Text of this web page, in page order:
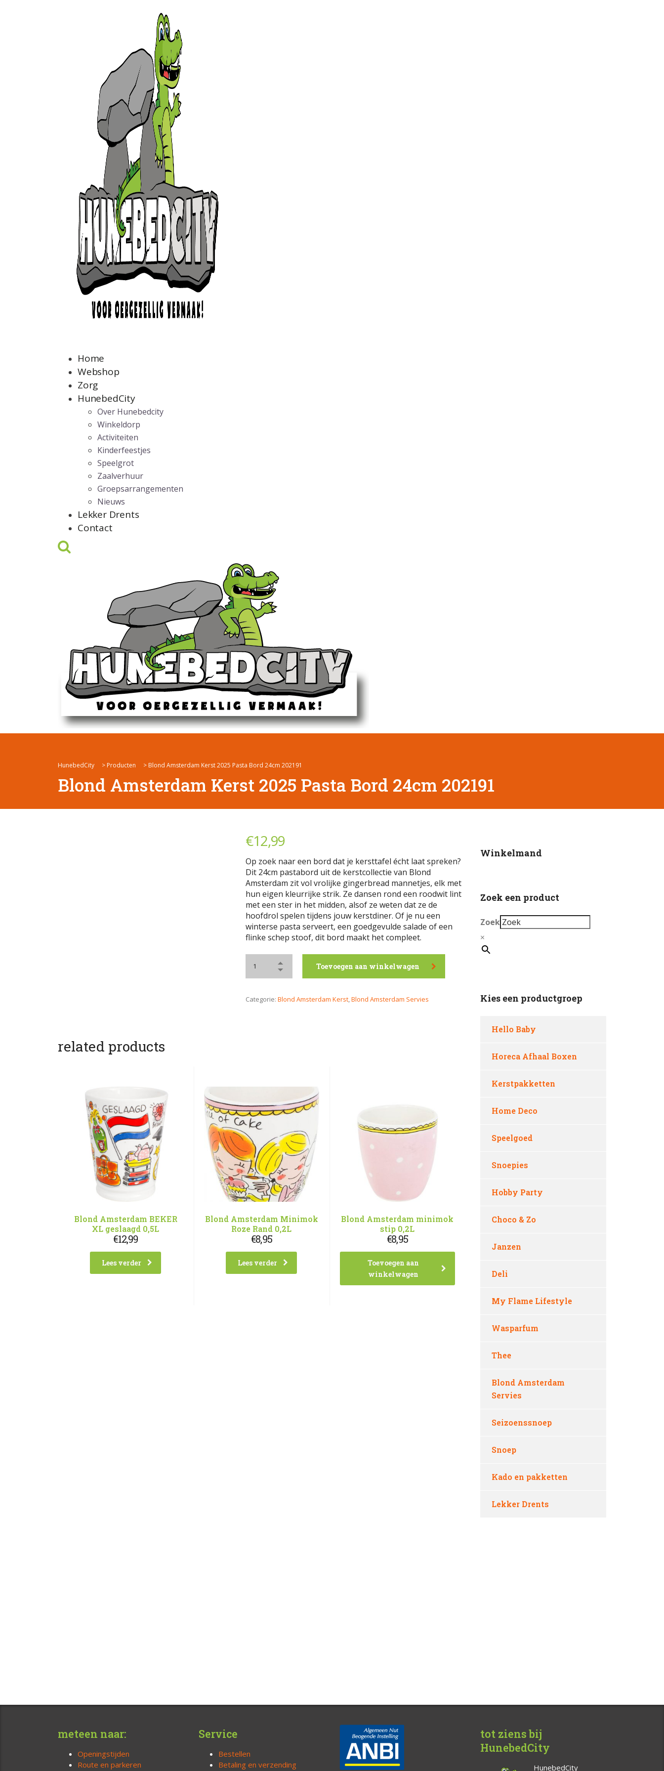
Home
Webshop
Zorg
HunebedCity
Over Hunebedcity
Winkeldorp
Activiteiten
Kinderfeestjes
Speelgrot
Zaalverhuur
Groepsarrangementen
Nieuws
Lekker Drents
Contact
HunebedCity > Producten > Blond Amsterdam Kerst 2025 Pasta Bord 24cm 202191
Blond Amsterdam Kerst 2025 Pasta Bord 24cm 202191
€12,99
Op zoek naar een bord dat je kersttafel écht laat spreken?
Dit 24cm pastabord uit de kerstcollectie van Blond
Amsterdam zit vol vrolijke gingerbread mannetjes, elk met
hun eigen kleurrijke strik. Ze dansen rond een roodwit lint
met een ster in het midden, alsof ze weten dat ze de
hoofdrol spelen tijdens jouw kerstdiner. Of je nu een
winterse pasta serveert, een goedgevulde salade of een
flinke schep stoof, dit bord maakt het compleet.
Toevoegen aan winkelwagen
Categorie: Blond Amsterdam Kerst,Blond Amsterdam Servies
related products
Blond Amsterdam BEKER
XL geslaagd 0,5L
€12,99
Lees verder
Blond Amsterdam Minimok
Roze Rand 0,2L
€8,95
Lees verder
Blond Amsterdam minimok
stip 0,2L
€8,95
Toevoegen aan
winkelwagen
Winkelmand
Zoek een product
Zoek
×
Kies een productgroep
Hello Baby
Horeca Afhaal Boxen
Kerstpakketten
Home Deco
Speelgoed
Snoepies
Hobby Party
Choco & Zo
Janzen
Deli
My Flame Lifestyle
Wasparfum
Thee
Blond Amsterdam
Servies
Seizoenssnoep
Snoep
Kado en pakketten
Lekker Drents
meteen naar:
Openingstijden
Route en parkeren
Service
Bestellen
Betaling en verzending
tot ziens bij
HunebedCity
HunebedCity